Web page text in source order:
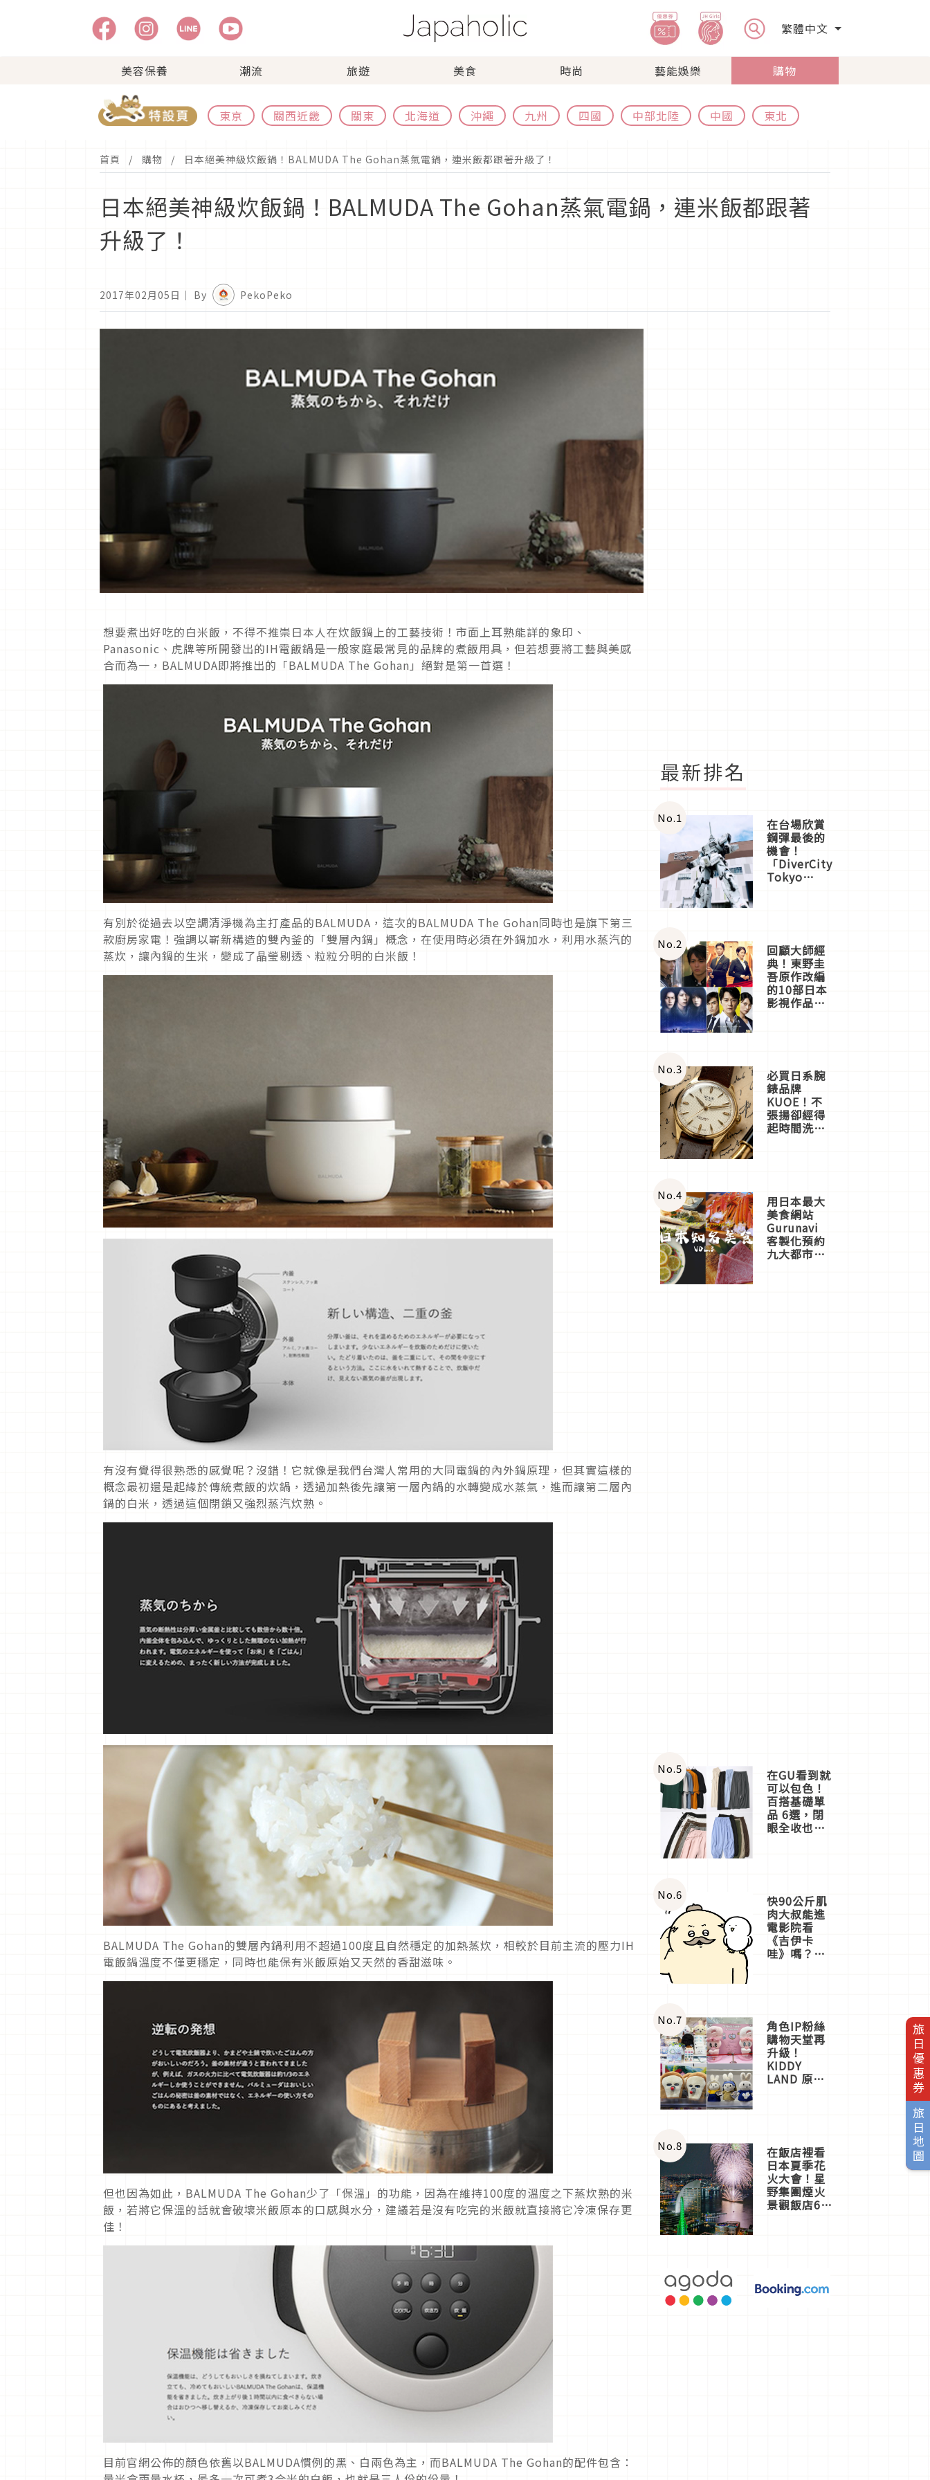
繁體中文
美容保養 潮流 旅遊 美食 時尚 藝能娛樂 購物
東京 關西近畿 關東 北海道 沖繩 九州 四國 中部北陸 中國 東北
旅日優惠券
旅日地圖
首頁 購物 日本絕美神級炊飯鍋！BALMUDA The Gohan蒸氣電鍋，連米飯都跟著升級了！
日本絕美神級炊飯鍋！BALMUDA The Gohan蒸氣電鍋，連米飯都跟著
升級了！
2017年02月05日 ｜ By PekoPeko
想要煮出好吃的白米飯，不得不推崇日本人在炊飯鍋上的工藝技術！市面上耳熟能詳的象印、
Panasonic、虎牌等所開發出的IH電飯鍋是一般家庭最常見的品牌的煮飯用具，但若想要將工藝與美感
合而為一，BALMUDA即將推出的「BALMUDA The Gohan」絕對是第一首選！
有別於從過去以空調清淨機為主打產品的BALMUDA，這次的BALMUDA The Gohan同時也是旗下第三
款廚房家電！強調以嶄新構造的雙內釜的「雙層內鍋」概念，在使用時必須在外鍋加水，利用水蒸汽的
蒸炊，讓內鍋的生米，變成了晶瑩剔透、粒粒分明的白米飯！
有沒有覺得很熟悉的感覺呢？沒錯！它就像是我們台灣人常用的大同電鍋的內外鍋原理，但其實這樣的
概念最初還是起緣於傳統煮飯的炊鍋，透過加熱後先讓第一層內鍋的水轉變成水蒸氣，進而讓第二層內
鍋的白米，透過這個閉鎖又強烈蒸汽炊熟。
BALMUDA The Gohan的雙層內鍋利用不超過100度且自然穩定的加熱蒸炊，相較於目前主流的壓力IH
電飯鍋溫度不僅更穩定，同時也能保有米飯原始又天然的香甜滋味。
但也因為如此，BALMUDA The Gohan少了「保溫」的功能，因為在維持100度的溫度之下蒸炊熟的米
飯，若將它保溫的話就會破壞米飯原本的口感與水分，建議若是沒有吃完的米飯就直接將它冷凍保存更
佳！
目前官網公佈的顏色依舊以BALMUDA慣例的黑、白兩色為主，而BALMUDA The Gohan的配件包含：
最新排名
No.1 在台場欣賞
鋼彈最後的
機會！
「DiverCity
Tokyo
體驗
No.2 回顧大師經
典！東野圭
吾原作改編
的10部日本
影視作品推
No.3 必買日系腕
錶品牌
KUOE！不
張揚卻經得
起時間洗鍊
No.4 用日本最大
美食網站
Gurunavi
客製化預約
九大都市餐
No.5 在GU看到就
可以包色！
百搭基礎單
品 6選，閉
眼全收也不
No.6 快90公斤肌
肉大叔能進
電影院看
《吉伊卡
哇》嗎？日
一同給出了
答案
No.7 角色IP粉絲
購物天堂再
升級！
KIDDY
LAND 原宿
店3分即達
No.8 在飯店裡看
日本夏季花
火大會！星
野集團煙火
景觀飯店6